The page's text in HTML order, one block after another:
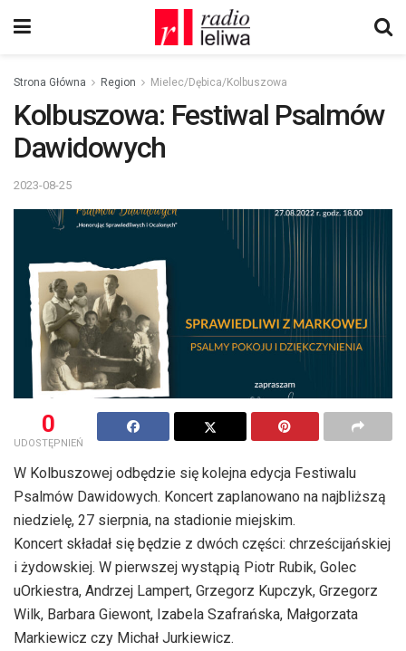
Strona Główna Region Mielec/Dębica/Kolbuszowa
Kolbuszowa: Festiwal Psalmów
Dawidowych
2023-08-25
0
UDOSTĘPNIEŃ
W Kolbuszowej odbędzie się kolejna edycja Festiwalu
Psalmów Dawidowych. Koncert zaplanowano na najbliższą
niedzielę, 27 sierpnia, na stadionie miejskim.
Koncert składał się będzie z dwóch części: chrześcijańskiej
i żydowskiej. W pierwszej wystąpią Piotr Rubik, Golec
uOrkiestra, Andrzej Lampert, Grzegorz Kupczyk, Grzegorz
Wilk, Barbara Giewont, Izabela Szafrańska, Małgorzata
Markiewicz czy Michał Jurkiewicz.